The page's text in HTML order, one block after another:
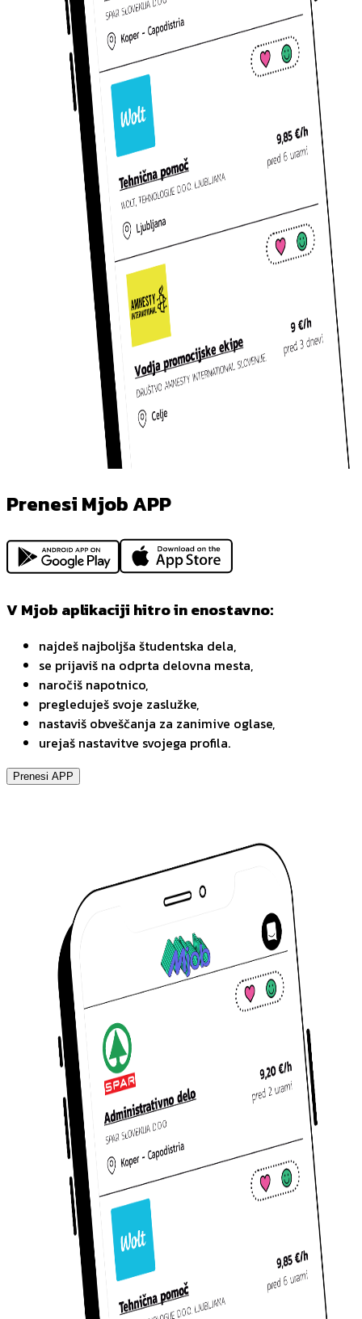
Prenesi Mjob APP
V Mjob aplikaciji hitro in enostavno:
najdeš najboljša študentska dela,
se prijaviš na odprta delovna mesta,
naročiš napotnico,
pregleduješ svoje zaslužke,
nastaviš obveščanja za zanimive oglase,
urejaš nastavitve svojega profila.
Prenesi APP